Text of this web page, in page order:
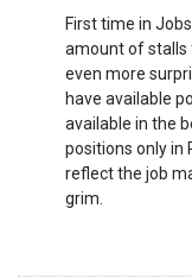
First time in
amount of stalls
even more
have available
available in the
positions only in
reflect the job
grim.